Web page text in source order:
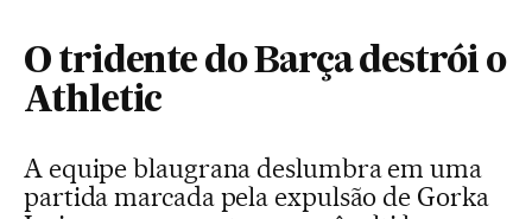
O tridente do Barça destrói o
Athletic
A equipe blaugrana deslumbra em uma
partida marcada pela expulsão de Gorka